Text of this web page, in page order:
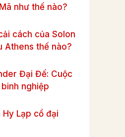
như thế nào?
cách của Solon
Athens thế nào?
Đại Đế: Cuộc
nghiệp
Hy Lạp cổ đại